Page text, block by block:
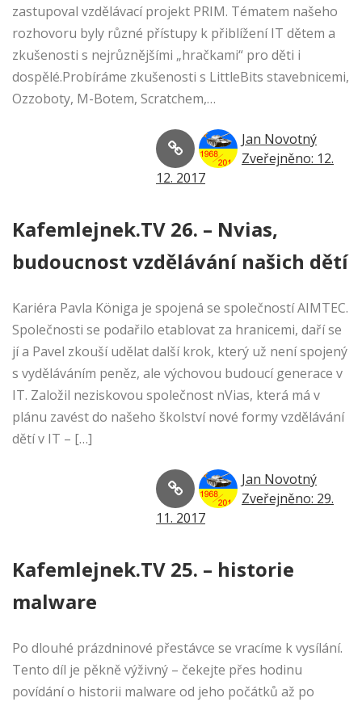
zastupoval vzdělávací projekt PRIM. Tématem našeho
rozhovoru byly různé přístupy k přiblížení IT dětem a
zkušenosti s nejrůznějšími „hračkami“ pro děti i
dospělé.Probíráme zkušenosti s LittleBits stavebnicemi,
Ozzoboty, M-Botem, Scratchem,…
Jan Novotný
Zveřejněno: 12.
12. 2017
Kafemlejnek.TV 26. – Nvias,
budoucnost vzdělávání našich dětí
Kariéra Pavla Königa je spojená se společností AIMTEC.
Společnosti se podařilo etablovat za hranicemi, daří se
jí a Pavel zkouší udělat další krok, který už není spojený
s vyděláváním peněz, ale výchovou budoucí generace v
IT. Založil neziskovou společnost nVias, která má v
plánu zavést do našeho školství nové formy vzdělávání
dětí v IT – […]
Jan Novotný
Zveřejněno: 29.
11. 2017
Kafemlejnek.TV 25. – historie
malware
Po dlouhé prázdninové přestávce se vracíme k vysílání.
Tento díl je pěkně výživný – čekejte přes hodinu
povídání o historii malware od jeho počátků až po